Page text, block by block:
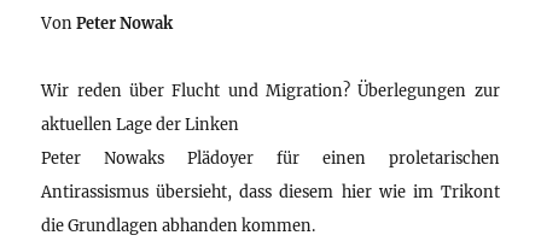
VonPeter Nowak
Wir reden über Flucht und Migration? Überlegungen zur
aktuellen Lage der Linken
Peter Nowaks Plädoyer für einen proletarischen
Antirassismus übersieht, dass diesem hier wie im Trikont
die Grundlagen abhanden kommen.